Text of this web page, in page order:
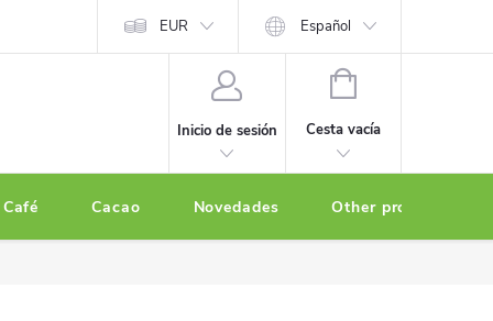
EUR Español
Inicio de sesión
CESTA
LA
Cesta vacía
Café Cacao Novedades Other products